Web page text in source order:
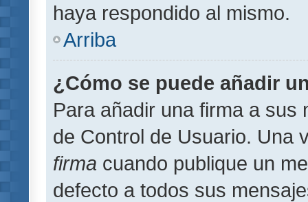
haya respondido al mismo.
Arriba
¿Cómo se puede añadir
Para añadir una firma a sus
de Control de Usuario. Una
firma cuando publique un
defecto a todos sus